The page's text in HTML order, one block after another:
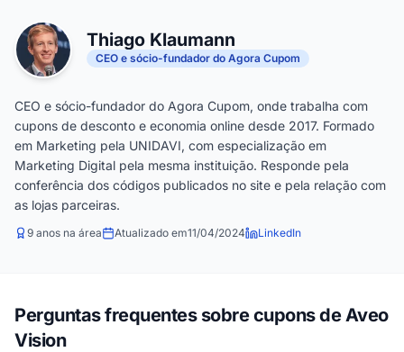
Thiago Klaumann
CEO e sócio-fundador do Agora Cupom
CEO e sócio-fundador do Agora Cupom, onde trabalha com
cupons de desconto e economia online desde 2017. Formado
em Marketing pela UNIDAVI, com especialização em
Marketing Digital pela mesma instituição. Responde pela
conferência dos códigos publicados no site e pela relação com
as lojas parceiras.
9 anos na área Atualizado em11/04/2024 LinkedIn
Perguntas frequentes sobre cupons de Aveo
Vision